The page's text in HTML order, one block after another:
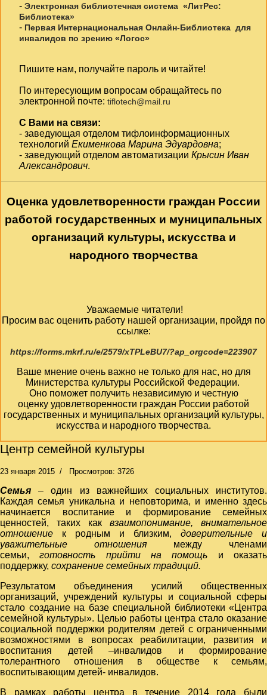
- Электронная библиотечная система «ЛитРес:
Библиотека»
- Первая Интернациональная Онлайн-Библиотека для
инвалидов по зрению «Логос»
Пишите нам, получайте пароль и читайте!
По интересующим вопросам обращайтесь по
электронной почте: tiflotech@mail.ru
С Вами на связи:
- заведующая отделом тифлоинформационных
технологий Екименкова Марина Эдуардовна;
- заведующий отделом автоматизации Крысин Иван
Александрович.
Оценка удовлетворенности граждан России
работой государственных и муниципальных
организаций культуры, искусства и
народного творчества
Уважаемые читатели!
Просим вас оценить работу нашей организации, пройдя по
ссылке:
https://forms.mkrf.ru/e/2579/xTPLeBU7/?ap_orgcode=223907
Ваше мнение очень важно не только для нас, но для
Министерства культуры Российской Федерации.
Оно поможет получить независимую и честную
оценку удовлетворенности граждан России работой
государственных и муниципальных организаций культуры,
искусства и народного творчества.
Центр семейной культуры
23 января 2015 Просмотров: 3726
Семья – один из важнейших социальных институтов.
Каждая семья уникальна и неповторима, и именно здесь
начинается воспитание и формирование семейных
ценностей, таких как взаимопонимание, внимательное
отношение к родным и близким, доверительные и
уважительные отношениямежду членами
семьи,готовность прийти на помощь и оказать
поддержку, сохранение семейных традиций.
Результатом объединения усилий общественных
организаций, учреждений культуры и социальной сферы
стало создание на базе специальной библиотеки «Центра
семейной культуры». Целью работы центра стало оказание
социальной поддержки родителям детей с ограниченными
возможностями в вопросах реабилитации, развития и
воспитания детей –инвалидов и формирование
толерантного отношения в обществе к семьям,
воспитывающим детей- инвалидов.
В рамках работы центра в течение 2014 года были